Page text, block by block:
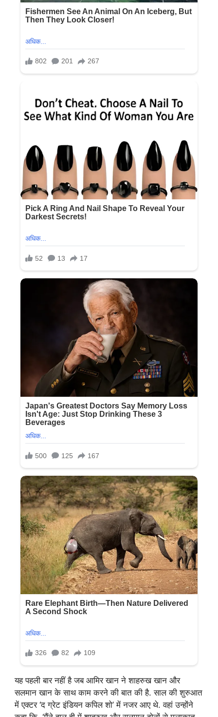
यह पहली बार नहीं है जब आमिर खान ने शाहरुख खान और
सलमान खान के साथ काम करने की बात की है. साल की शुरुआत
में एक्टर ‘द ग्रेट इंडियन कपिल शो’ में नजर आए थे. वहां उन्होंने